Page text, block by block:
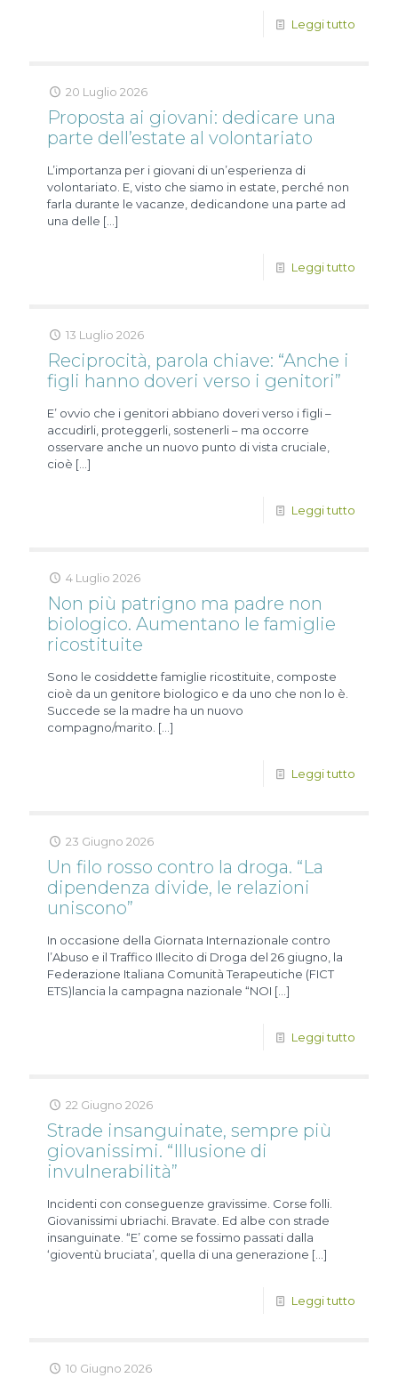
Leggi tutto
20 Luglio 2026
Proposta ai giovani: dedicare una
parte dell’estate al volontariato
L’importanza per i giovani di un’esperienza di
volontariato. E, visto che siamo in estate, perché non
farla durante le vacanze, dedicandone una parte ad
una delle […]
Leggi tutto
13 Luglio 2026
Reciprocità, parola chiave: “Anche i
figli hanno doveri verso i genitori”
E’ ovvio che i genitori abbiano doveri verso i figli –
accudirli, proteggerli, sostenerli – ma occorre
osservare anche un nuovo punto di vista cruciale,
cioè […]
Leggi tutto
4 Luglio 2026
Non più patrigno ma padre non
biologico. Aumentano le famiglie
ricostituite
Sono le cosiddette famiglie ricostituite, composte
cioè da un genitore biologico e da uno che non lo è.
Succede se la madre ha un nuovo
compagno/marito. […]
Leggi tutto
23 Giugno 2026
Un filo rosso contro la droga. “La
dipendenza divide, le relazioni
uniscono”
In occasione della Giornata Internazionale contro
l’Abuso e il Traffico Illecito di Droga del 26 giugno, la
Federazione Italiana Comunità Terapeutiche (FICT
ETS)lancia la campagna nazionale “NOI […]
Leggi tutto
22 Giugno 2026
Strade insanguinate, sempre più
giovanissimi. “Illusione di
invulnerabilità”
Incidenti con conseguenze gravissime. Corse folli.
Giovanissimi ubriachi. Bravate. Ed albe con strade
insanguinate. “E’ come se fossimo passati dalla
‘gioventù bruciata’, quella di una generazione […]
Leggi tutto
10 Giugno 2026